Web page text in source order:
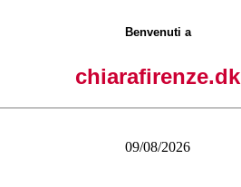
Benvenuti a
chiarafirenze.dk
09/08/2026